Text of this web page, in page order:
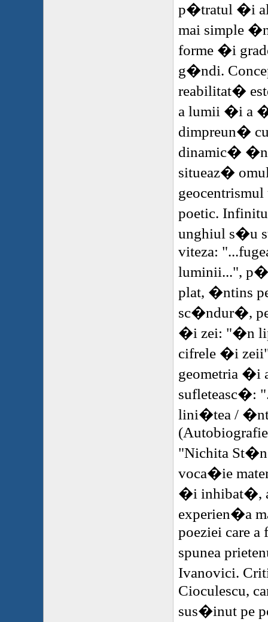
p�tratul �i
mai simple
forme �i
g�ndi.
reabilitat�
a lumii �i a
dimpreun�
dinamic� �n
situeaz�
poetic.
unghiul s�u
viteza:
luminii...",
plat, �ntins
sc�ndur�,
�i zei: "�n
cifrele �i
geometria
sufleteasc�:
lini�tea /
"Nichita
voca�ie
�i inhibat�,
experien�a
poeziei care
spunea
Ivanovici.
Cioculescu,
sus�inut pe